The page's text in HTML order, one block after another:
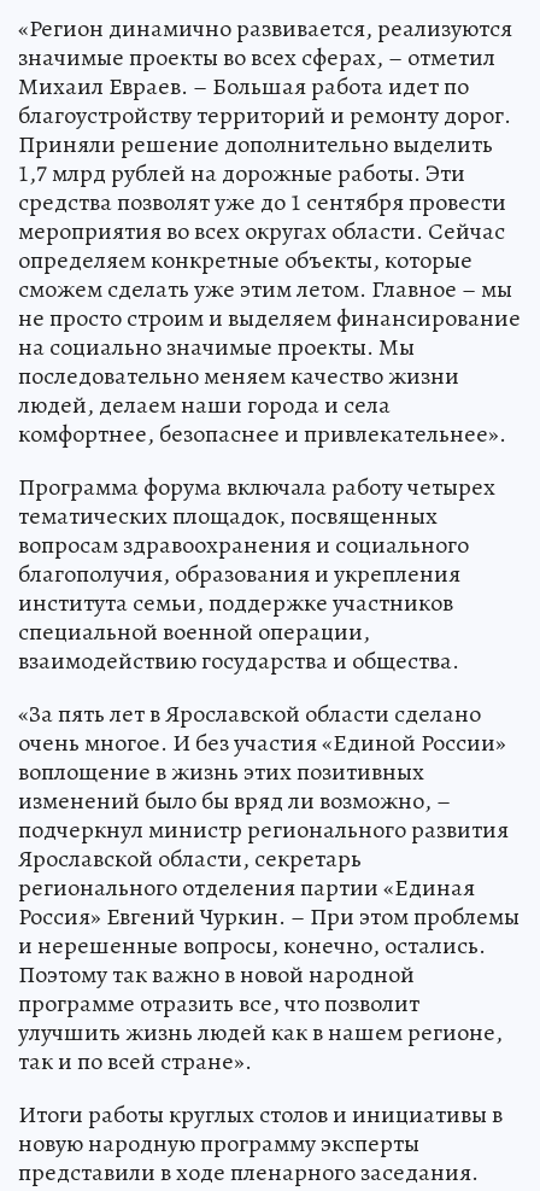
«Регион динамично развивается, реализуются
значимые проекты во всех сферах, – отметил
Михаил Евраев. – Большая работа идет по
благоустройству территорий и ремонту дорог.
Приняли решение дополнительно выделить
1,7 млрд рублей на дорожные работы. Эти
средства позволят уже до 1 сентября провести
мероприятия во всех округах области. Сейчас
определяем конкретные объекты, которые
сможем сделать уже этим летом. Главное – мы
не просто строим и выделяем финансирование
на социально значимые проекты. Мы
последовательно меняем качество жизни
людей, делаем наши города и села
комфортнее, безопаснее и привлекательнее».
Программа форума включала работу четырех
тематических площадок, посвященных
вопросам здравоохранения и социального
благополучия, образования и укрепления
института семьи, поддержке участников
специальной военной операции,
взаимодействию государства и общества.
«За пять лет в Ярославской области сделано
очень многое. И без участия «Единой России»
воплощение в жизнь этих позитивных
изменений было бы вряд ли возможно, –
подчеркнул министр регионального развития
Ярославской области, секретарь
регионального отделения партии «Единая
Россия» Евгений Чуркин. – При этом проблемы
и нерешенные вопросы, конечно, остались.
Поэтому так важно в новой народной
программе отразить все, что позволит
улучшить жизнь людей как в нашем регионе,
так и по всей стране».
Итоги работы круглых столов и инициативы в
новую народную программу эксперты
представили в ходе пленарного заседания.